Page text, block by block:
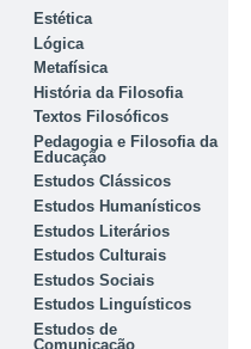
Estética
Lógica
Metafísica
História da Filosofia
Textos Filosóficos
Pedagogia e Filosofia da
Educação
Estudos Clássicos
Estudos Humanísticos
Estudos Literários
Estudos Culturais
Estudos Sociais
Estudos Linguísticos
Estudos de
Comunicação